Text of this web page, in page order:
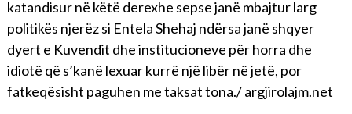
katandisur në këtë derexhe sepse janë mbajtur larg
politikës njerëz si Entela Shehaj ndërsa janë shqyer
dyert e Kuvendit dhe institucioneve për horra dhe
idiotë që s’kanë lexuar kurrë një libër në jetë, por
fatkeqësisht paguhen me taksat tona./ argjirolajm.net